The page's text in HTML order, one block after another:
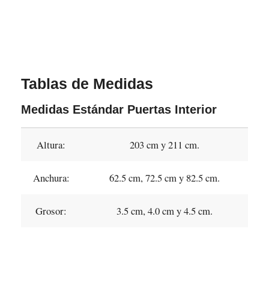
Tablas de Medidas
Medidas Estándar Puertas Interior
Altura: 203 cm y 211 cm.
Anchura: 62.5 cm, 72.5 cm y 82.5 cm.
Grosor: 3.5 cm, 4.0 cm y 4.5 cm.